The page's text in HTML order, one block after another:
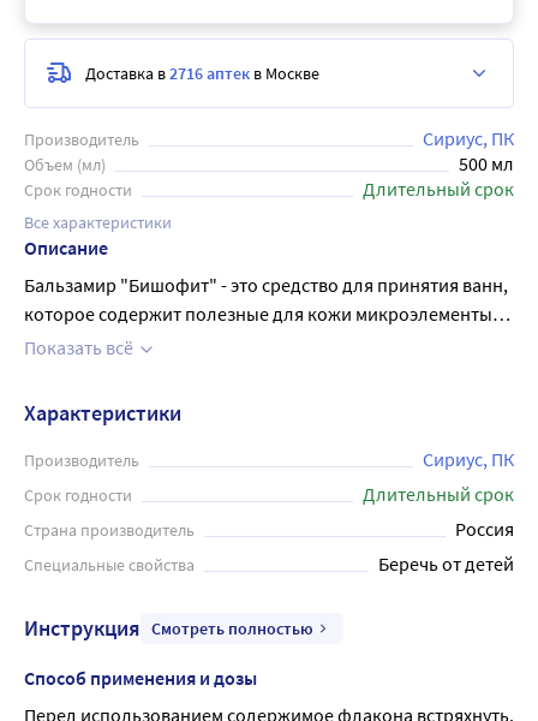
Производитель Сириус, ПК
Объем (мл) 500 мл
Срок годности Длительный срок
Все характеристики
Описание
Бальзамир "Бишофит" - это средство для принятия ванн,
которое содержит полезные для кожи микроэлементы.
Бишофит является природным минералом, который
целебными свойствами и эффективно снимает
напряжение с мышц, улучшает кровообращение и
стимулирует обмен веществ. Бальзамир предназначен
для использования в ванне, где он легко растворяется в
мягкий массаж и оказывает увлажняющее действие. Он
деликатно очищает кожу, удаляя загрязнения и остатки
Бальзамир "Бишофит" не содержит искусственных
идеально подходит для людей с чувствительной кожей,
Показать всё
Доставка в2716 аптек в Москве
Характеристики
Производитель Сириус, ПК
Срок годности Длительный срок
Страна производитель Россия
Специальные свойства Беречь от детей
Инструкция Смотреть полностью
Способ применения и дозы
Перед использованием содержимое флакона встряхнуть.